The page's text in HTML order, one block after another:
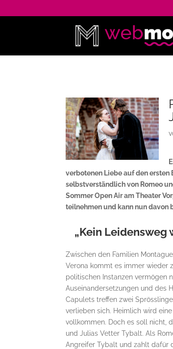
verbotenen Liebe auf den ersten
selbstverständlich von Romeo
Sommer Open Air am Theater
teilnehmen und kann nun davon
„Kein Leidensweg
Zwischen den Familien
Verona kommt es immer wieder
politischen Instanzen vermögen
Auseinandersetzungen und des
Capulets treffen zwei
verlieben sich. Heimlich wird
vollkommen. Doch es soll nicht,
und Julias Vetter Tybalt. Als
Angreifer Tybalt und zahlt dafür